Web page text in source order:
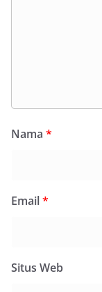
Nama *
Email*
Situs Web